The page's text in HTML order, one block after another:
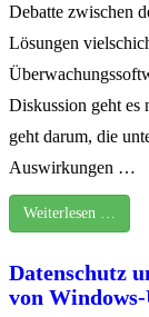
Debatte zwischen
Lösungen
Diskussion geht es
geht darum, die
Auswirkungen …
Weiterlesen …
Datenschutz
von